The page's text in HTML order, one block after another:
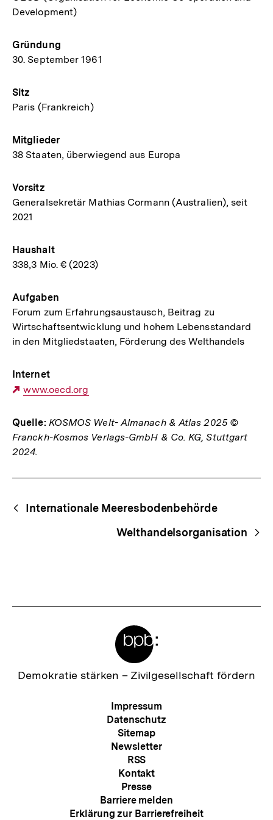
Development)
Gründung
30. September 1961
Sitz
Paris (Frankreich)
Mitglieder
38 Staaten, überwiegend aus Europa
Vorsitz
Generalsekretär Mathias Cormann (Australien), seit
2021
Haushalt
338,3 Mio. € (2023)
Aufgaben
Forum zum Erfahrungsaustausch, Beitrag zu
Wirtschaftsentwicklung und hohem Lebensstandard
in den Mitgliedstaaten, Förderung des Welthandels
Internet
Externer
www.oecd.org
Quelle: KOSMOS Welt- Almanach & Atlas 2025 ©
Franckh-Kosmos Verlags-GmbH & Co. KG, Stuttgart
2024.
Begriffsnavigation
Content-
Navigation
Internationale Meeresbodenbehörde
Welthandelsorganisation
Zur
Demokratie stärken – Zivilgesellschaft fördern
Meta-
Navigation
Impressum
Datenschutz
Sitemap
Newsletter
RSS
Kontakt
Presse
Barriere melden
Erklärung zur Barrierefreiheit